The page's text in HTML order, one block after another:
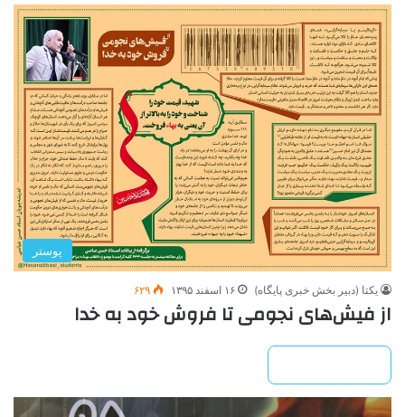
پوستر
یکتا (دبیر بخش خبری پایگاه) ۱۶ اسفند ۱۳۹۵ ۶۲۹
از فیش‌های نجومی تا فروش خود به خدا